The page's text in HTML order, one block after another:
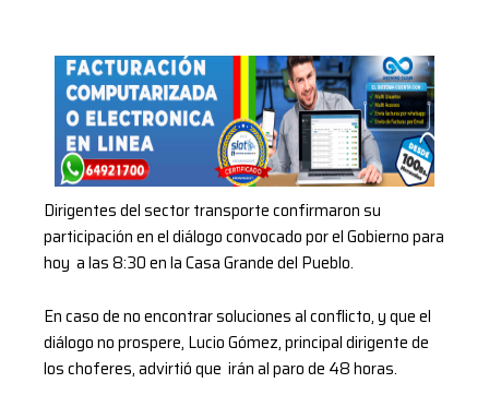
Dirigentes del sector transporte confirmaron su
participación en el diálogo convocado por el Gobierno para
hoy a las 8:30 en la Casa Grande del Pueblo.
En caso de no encontrar soluciones al conflicto, y que el
diálogo no prospere, Lucio Gómez, principal dirigente de
los choferes, advirtió que irán al paro de 48 horas.